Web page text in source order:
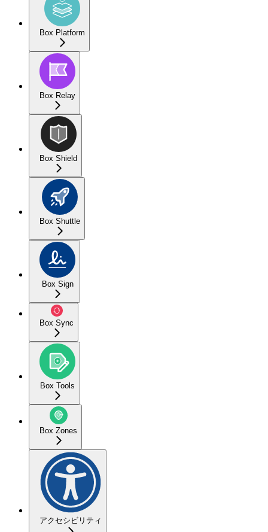
Box Platform
Box Relay
Box Shield
Box Shuttle
Box Sign
Box Sync
Box Tools
Box Zones
アクセシビリティ